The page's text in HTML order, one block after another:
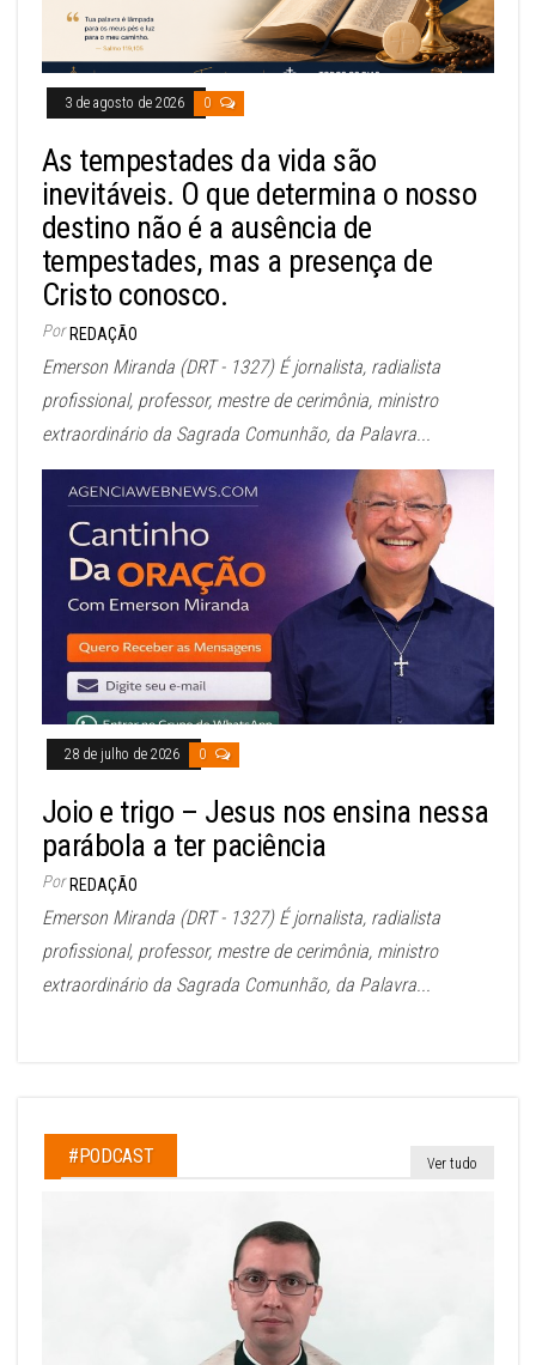
3 de agosto de 2026 0
As tempestades da vida são
inevitáveis. O que determina o nosso
destino não é a ausência de
tempestades, mas a presença de
Cristo conosco.
Por REDAÇÃO
Emerson Miranda (DRT - 1327) É jornalista, radialista
profissional, professor, mestre de cerimônia, ministro
extraordinário da Sagrada Comunhão, da Palavra...
28 de julho de 2026 0
Joio e trigo – Jesus nos ensina nessa
parábola a ter paciência
Por REDAÇÃO
Emerson Miranda (DRT - 1327) É jornalista, radialista
profissional, professor, mestre de cerimônia, ministro
extraordinário da Sagrada Comunhão, da Palavra...
#PODCAST Ver tudo